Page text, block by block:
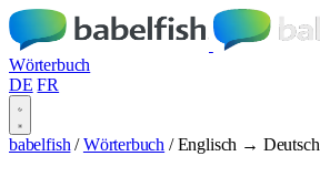
Wörterbuch
DE FR
babelfish / Wörterbuch / Englisch → Deutsch